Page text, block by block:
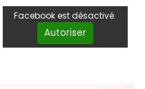
Facebook est désactivé.
Autoriser